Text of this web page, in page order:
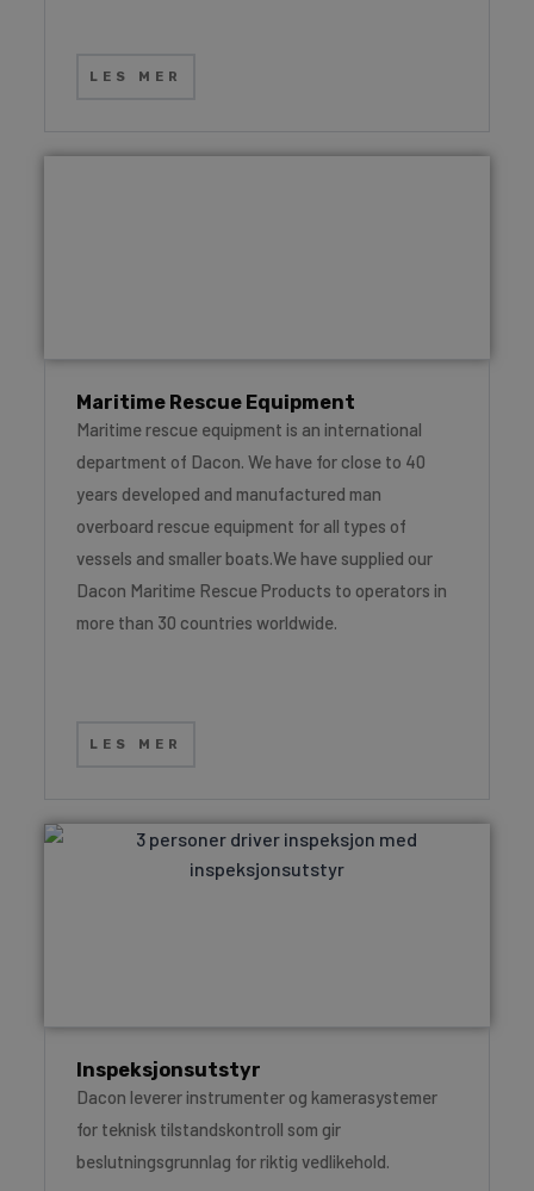
LES MER
Maritime Rescue Equipment
Maritime rescue equipment is an international
department of Dacon. We have for close to 40
years developed and manufactured man
overboard rescue equipment for all types of
vessels and smaller boats.We have supplied our
Dacon Maritime Rescue Products to operators in
more than 30 countries worldwide.
LES MER
Inspeksjonsutstyr
Dacon leverer instrumenter og kamerasystemer
for teknisk tilstandskontroll som gir
beslutningsgrunnlag for riktig vedlikehold.